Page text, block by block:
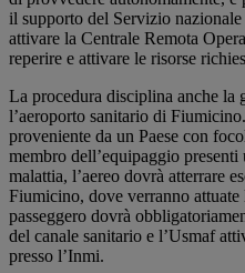
il supporto del Servizio
attivare la Centrale Remota
reperire e attivare le risorse
La procedura disciplina anche la
l’aeroporto sanitario di
proveniente da un Paese con
membro dell’equipaggio
malattia, l’aereo dovrà atterrare
Fiumicino, dove verranno
passeggero dovrà
del canale sanitario e l’Usmaf
presso l’Inmi.